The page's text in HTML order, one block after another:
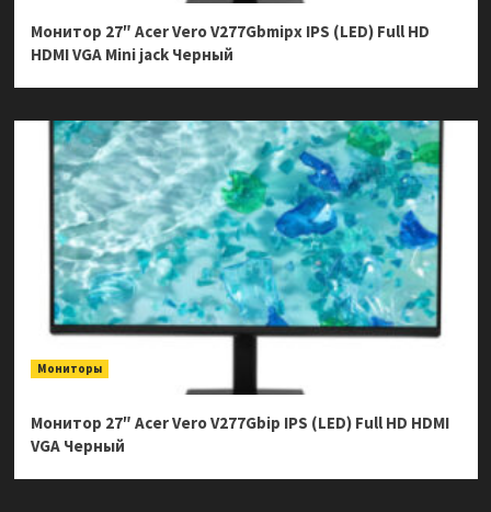
Монитор 27″ Acer Vero V277Gbmipx IPS (LED) Full HD
HDMI VGA Mini jack Черный
Мониторы
Монитор 27″ Acer Vero V277Gbip IPS (LED) Full HD HDMI
VGA Черный